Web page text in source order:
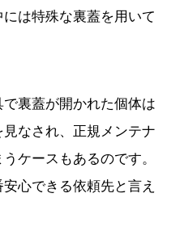
は特殊な裏蓋を用いて
裏蓋が開かれた個体は
見なされ、正規メンテナ
ケースもあるのです。
心できる依頼先と言え